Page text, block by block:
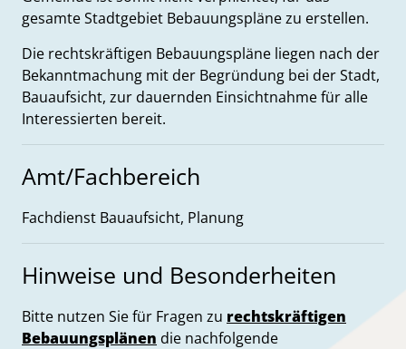
gesamte Stadtgebiet Bebauungspläne zu erstellen.
Die rechtskräftigen Bebauungspläne liegen nach der
Bekanntmachung mit der Begründung bei der Stadt,
Bauaufsicht, zur dauernden Einsichtnahme für alle
Interessierten bereit.
Amt/Fachbereich
Fachdienst Bauaufsicht, Planung
Hinweise und Besonderheiten
Bitte nutzen Sie für Fragen zu rechtskräftigen
Bebauungsplänen die nachfolgende